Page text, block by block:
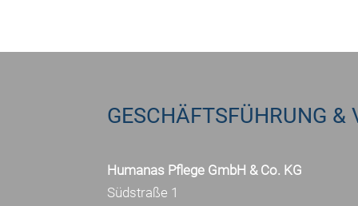
GESCHÄFTSFÜHRUNG &
Humanas Pflege GmbH & Co. KG
Südstraße 1